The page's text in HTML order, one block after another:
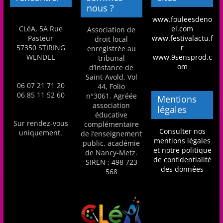
a
s
a
v
e
c
l
e
C
L
é
A
CLéA, 5A Rue
Pasteur
57350 STIRING
WENDEL
06 07 21 71 20
06 85 11 52 60
Sur rendez-vous
uniquement.
nous ?
Association de
droit local
enregistrée au
tribunal
d’instance de
Saint-Avold, Vol
44, Folio
n°3061. Agréée
association
éducative
complémentaire
de l’enseignement
public, académie
de Nancy-Metz.
SIREN : 498 723
568
www.fouleesdeno
el.com
www.festivalactu.f
r
www.9sensprod.c
om
Mentions
légales
Consulter nos
mentions légales
et notre politique
de confidentialité
des données